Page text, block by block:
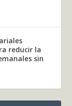
reducir la
sin